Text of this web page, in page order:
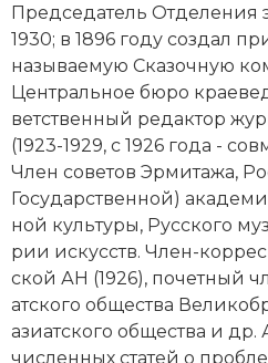
Председатель От­де­ле­ния
1930; в 1896 году соз­дал
называемую Ска­зоч­ную
Центральное бю­ро
ветственный ре­дак­тор
(1923-1929, с 1926 года -
Член со­ве­тов Эр­ми­та­жа,
Государственной)
ной куль­ту­ры, Русского
рии ис­кусств. Член-
ской АН (1926), почетный
атского общества
ази­атского общества и
численных ста­тей о